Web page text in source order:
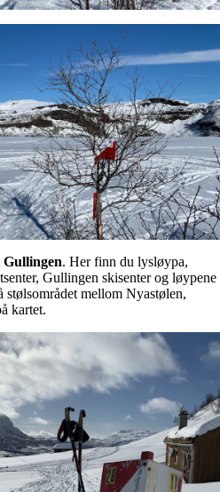
Gullingen. Her finn du lysløypa,
Gullingen skisenter og løypene
mellom Nyastølen,
kartet.